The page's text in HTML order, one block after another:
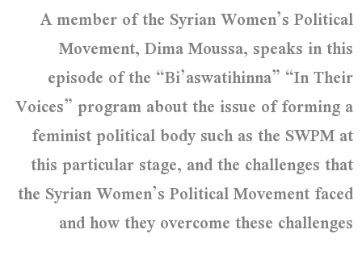
A member of the Syrian Women’s Political
Movement, Dima Moussa, speaks in this
episode of the “Bi’aswatihinna” “In Their
Voices” program about the issue of forming a
feminist political body such as the SWPM at
this particular stage, and the challenges that
the Syrian Women’s Political Movement faced
and how they overcome these challenges